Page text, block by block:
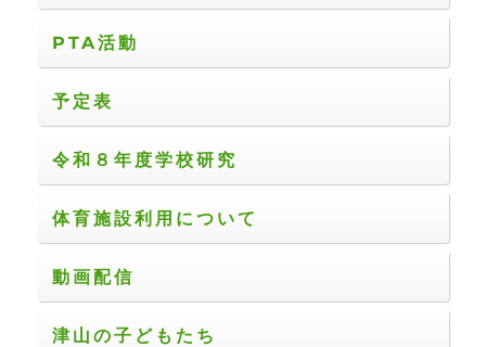
PTA活動
予定表
令和８年度学校研究
体育施設利用について
動画配信
津山の子どもたち